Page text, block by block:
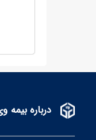
درباره بیمه